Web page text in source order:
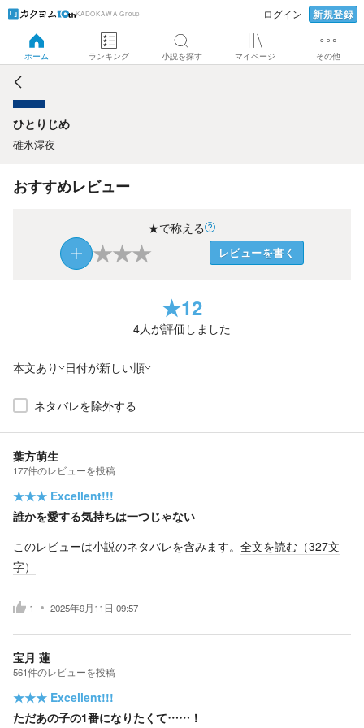
KADOKAWA Group ログイン 新規登録
ホーム ランキング 小説を探す マイページ その他
ひとりじめ
ひとりじめ
碓氷澪夜
おすすめレビュー
★で称える
★★★ レビューを書く
★12
4人が評価しました
本文あり 日付が新しい順
ネタバレを除外する
葉方萌生
177件のレビューを投稿
★★★ Excellent!!!
誰かを愛する気持ちは一つじゃない
このレビューは小説のネタバレを含みます。 全文を読む（327文
字）
1 2025年9月11日 09:57
宝月 蓮
561件のレビューを投稿
★★★ Excellent!!!
ただあの子の1番になりたくて……！